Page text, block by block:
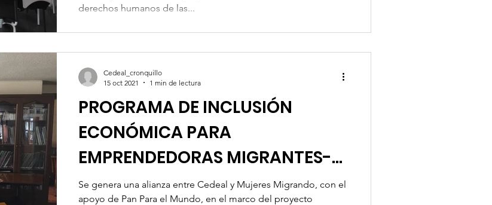
derechos humanos de las...
PROGRAMA DE INCLUSIÓN
ECONÓMICA PARA
EMPRENDEDORAS MIGRANTES-
Cedeal-Mujeres Migrando-PPM
Se genera una alianza entre Cedeal y Mujeres Migrando, con el
apoyo de Pan Para el Mundo, en el marco del proyecto
Cedeal_cronquillo
15 oct 2021
1 min de lectura